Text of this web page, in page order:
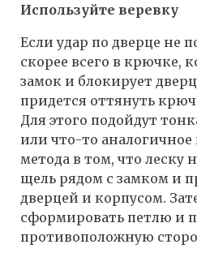
Используйте веревку
Если удар по дверце не
скорее всего в крючке,
замок и блокирует
придется оттянуть
Для этого подойдут
или что-то аналогичное
метода в том, что леску
щель рядом с замком и
дверцей и корпусом.
сформировать петлю и
противоположную